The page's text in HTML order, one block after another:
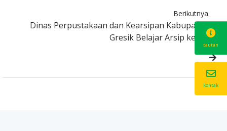
Berikutnya
Dinas Perpustakaan dan Kearsipan Kabupaten
Gresik Belajar Arsip ke PG
tautan
kontak